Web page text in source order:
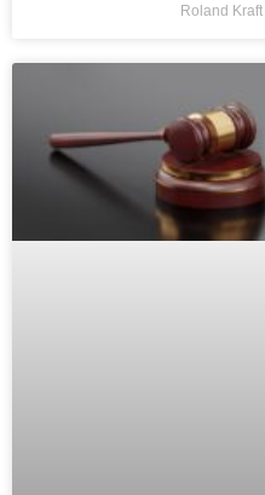
Roland Kraft